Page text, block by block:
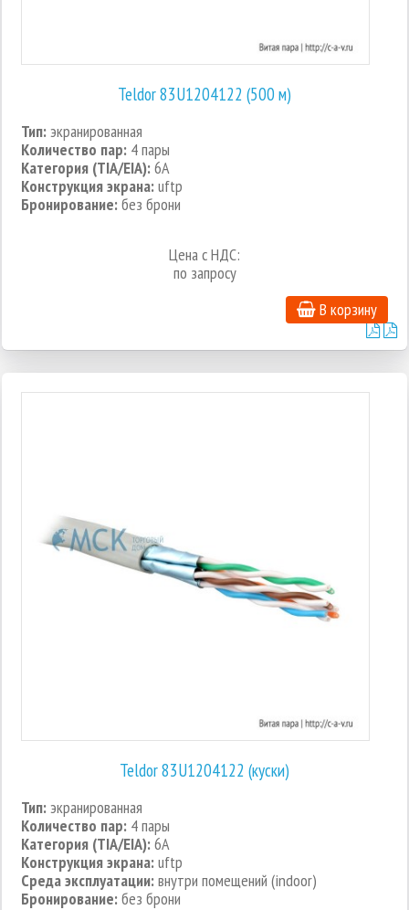
Teldor 83U1204122 (500 м)
Тип:экранированная
Количество пар: 4 пары
Категория (TIA/EIA):6A
Конструкция экрана:uftp
Бронирование:без брони
Цена с НДС:
по запросу
В корзину
Teldor 83U1204122 (куски)
Тип:экранированная
Количество пар: 4 пары
Категория (TIA/EIA):6A
Конструкция экрана:uftp
Среда эксплуатации:внутри помещений (indoor)
Бронирование:без брони